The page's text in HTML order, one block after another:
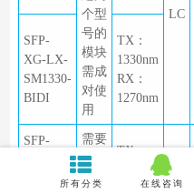
个型
号的
模块
需成
对使
用
LC
SFP-
XG-LX-
SM1330-
BIDI
TX：
1330nm
RX：
1270nm
SFP-
需要
注意
的
TX：
1270nm
RX：
LC
所有分类 在线咨询